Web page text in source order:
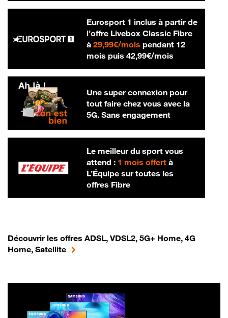
Eurosport 1 inclus à partir de
l’offre Livebox Classic Fibre
à 29,99€/mois29,99 € par mois
pendant 12
mois puis 42,99€/mois42,99 € par
Une super connexion pour
tout faire chez vous avec la
5G. Sans engagement
Le meilleur du sport vous
attend : 1 mois offertà
L’Équipe sur toutes les
offres Fibre
Découvrir les offres ADSL, VDSL2, 5G+ Home, 4G
Home, Satellite